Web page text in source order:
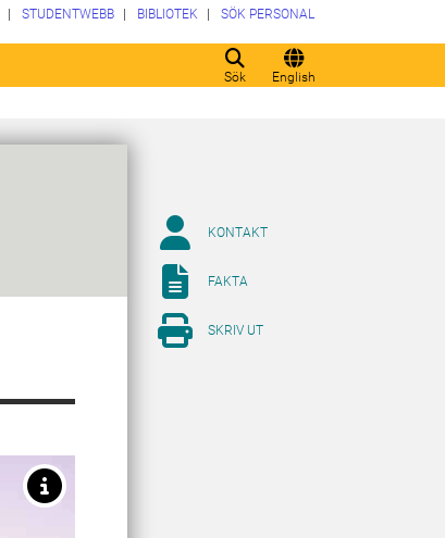
Sök English
STUDENTWEBB BIBLIOTEK SÖK PERSONAL
KONTAKT
FAKTA
SKRIV UT